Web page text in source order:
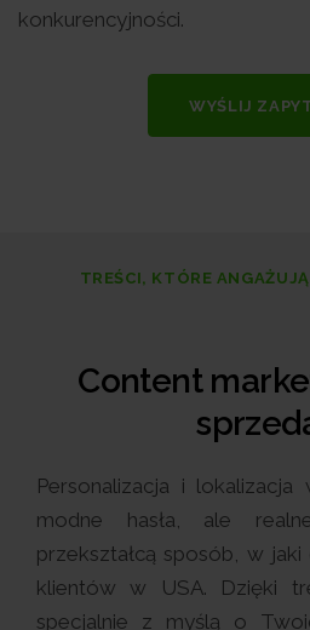
konkurencyjności.
WYŚLIJ
TREŚCI, KTÓRE
Content
Personalizacja i
modne hasła, ale
przekształcą sposób, w
klientów w USA. Dzięki
specjalnie z myślą o